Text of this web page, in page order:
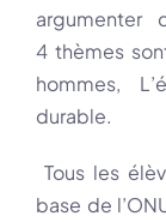
argumenter
4 thèmes
hommes,
durable.
Tous les
base de